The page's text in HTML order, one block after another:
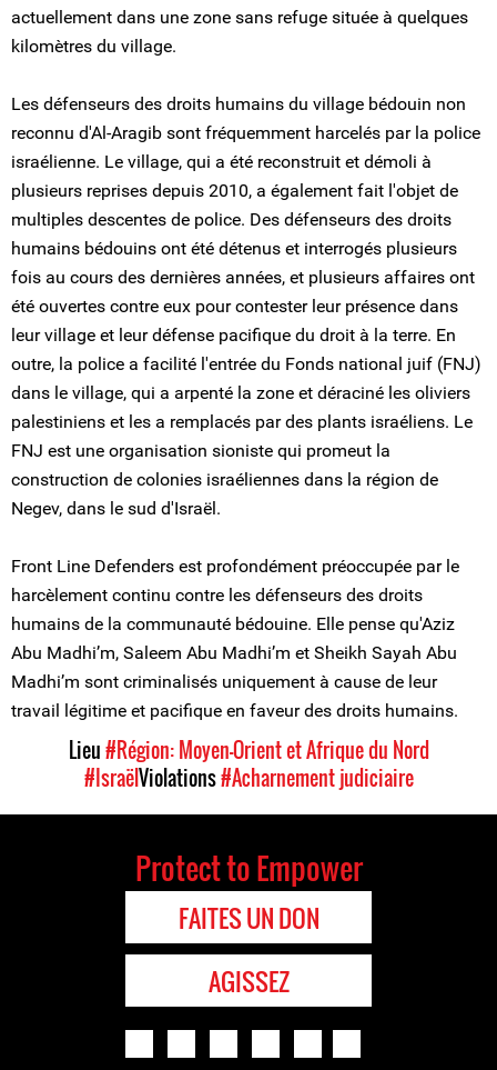
actuellement dans une zone sans refuge située à quelques
kilomètres du village.
Les défenseurs des droits humains du village bédouin non
reconnu d'Al-Aragib sont fréquemment harcelés par la police
israélienne. Le village, qui a été reconstruit et démoli à
plusieurs reprises depuis 2010, a également fait l'objet de
multiples descentes de police. Des défenseurs des droits
humains bédouins ont été détenus et interrogés plusieurs
fois au cours des dernières années, et plusieurs affaires ont
été ouvertes contre eux pour contester leur présence dans
leur village et leur défense pacifique du droit à la terre. En
outre, la police a facilité l'entrée du Fonds national juif (FNJ)
dans le village, qui a arpenté la zone et déraciné les oliviers
palestiniens et les a remplacés par des plants israéliens. Le
FNJ est une organisation sioniste qui promeut la
construction de colonies israéliennes dans la région de
Negev, dans le sud d'Israël.
Front Line Defenders est profondément préoccupée par le
harcèlement continu contre les défenseurs des droits
humains de la communauté bédouine. Elle pense qu'Aziz
Abu Madhi’m, Saleem Abu Madhi’m et Sheikh Sayah Abu
Madhi’m sont criminalisés uniquement à cause de leur
travail légitime et pacifique en faveur des droits humains.
Lieu#Région: Moyen-Orient et Afrique du Nord
#IsraëlViolations#Acharnement judiciaire
Protect to Empower
FAITES UN DON
AGISSEZ